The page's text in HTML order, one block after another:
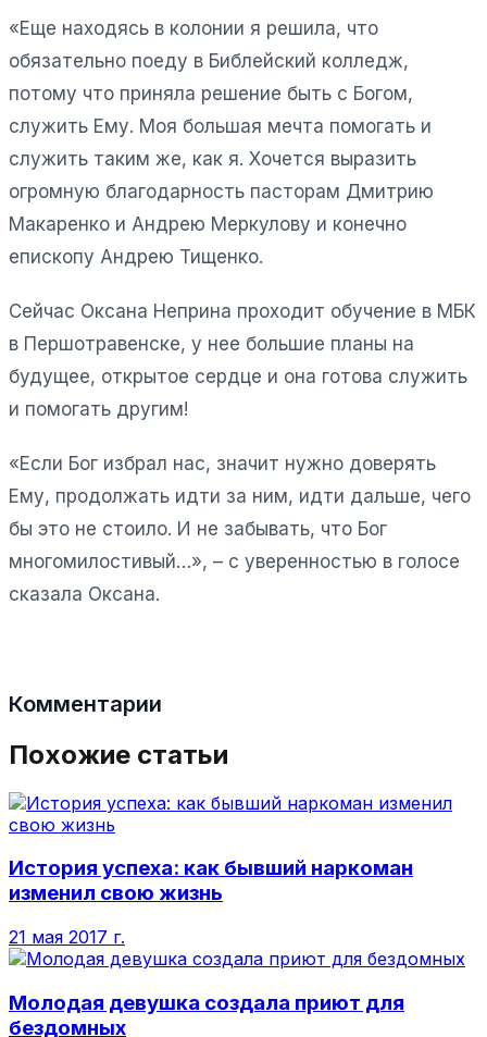
«Еще находясь в колонии я решила, что
обязательно поеду в Библейский колледж,
потому что приняла решение быть с Богом,
служить Ему. Моя большая мечта помогать и
служить таким же, как я. Хочется выразить
огромную благодарность пасторам Дмитрию
Макаренко и Андрею Меркулову и конечно
епископу Андрею Тищенко.
Сейчас Оксана Неприна проходит обучение в МБК
в Першотравенске, у нее большие планы на
будущее, открытое сердце и она готова служить
и помогать другим!
«Если Бог избрал нас, значит нужно доверять
Ему, продолжать идти за ним, идти дальше, чего
бы это не стоило. И не забывать, что Бог
многомилостивый…», – с уверенностью в голосе
сказала Оксана.
Комментарии
Похожие статьи
История успеха: как бывший наркоман
изменил свою жизнь
21 мая 2017 г.
Молодая девушка создала приют для
бездомных